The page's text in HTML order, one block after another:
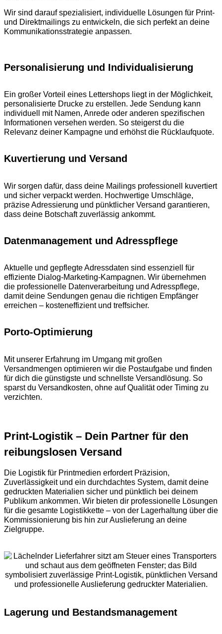
Wir sind darauf spezialisiert, individuelle Lösungen für Print-
und Direktmailings zu entwickeln, die sich perfekt an deine
Kommunikationsstrategie anpassen.
Personalisierung und Individualisierung
Ein großer Vorteil eines Lettershops liegt in der Möglichkeit,
personalisierte Drucke zu erstellen. Jede Sendung kann
individuell mit Namen, Anrede oder anderen spezifischen
Informationen versehen werden. So steigerst du die
Relevanz deiner Kampagne und erhöhst die Rücklaufquote.
Kuvertierung und Versand
Wir sorgen dafür, dass deine Mailings professionell kuvertiert
und sicher verpackt werden. Hochwertige Umschläge,
präzise Adressierung und pünktlicher Versand garantieren,
dass deine Botschaft zuverlässig ankommt.
Datenmanagement und Adresspflege
Aktuelle und gepflegte Adressdaten sind essenziell für
effiziente Dialog-Marketing-Kampagnen. Wir übernehmen
die professionelle Datenverarbeitung und Adresspflege,
damit deine Sendungen genau die richtigen Empfänger
erreichen – kosteneffizient und treffsicher.
Porto-Optimierung
Mit unserer Erfahrung im Umgang mit großen
Versandmengen optimieren wir die Postaufgabe und finden
für dich die günstigste und schnellste Versandlösung. So
sparst du Versandkosten, ohne auf Qualität oder Timing zu
verzichten.
Print-Logistik – Dein Partner für den
reibungslosen Versand
Die Logistik für Printmedien erfordert Präzision,
Zuverlässigkeit und ein durchdachtes System, damit deine
gedruckten Materialien sicher und pünktlich bei deinem
Publikum ankommen. Wir bieten dir professionelle Lösungen
für die gesamte Logistikkette – von der Lagerhaltung über die
Kommissionierung bis hin zur Auslieferung an deine
Zielgruppe.
Lagerung und Bestandsmanagement